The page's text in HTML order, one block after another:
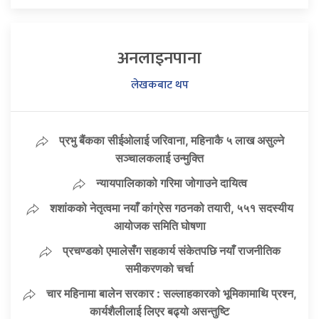
अनलाइनपाना
लेखकबाट थप
प्रभु बैंकका सीईओलाई जरिवाना, महिनाकै ५ लाख असुल्ने
सञ्चालकलाई उन्मुक्ति
न्यायपालिकाको गरिमा जोगाउने दायित्व
शशांकको नेतृत्वमा नयाँ कांग्रेस गठनको तयारी, ५५१ सदस्यीय
आयोजक समिति घोषणा
प्रचण्डको एमालेसँग सहकार्य संकेतपछि नयाँ राजनीतिक
समीकरणको चर्चा
चार महिनामा बालेन सरकार : सल्लाहकारको भूमिकामाथि प्रश्न,
कार्यशैलीलाई लिएर बढ्यो असन्तुष्टि